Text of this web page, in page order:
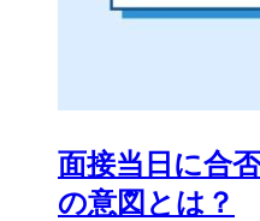
面接当日に合
の意図とは？